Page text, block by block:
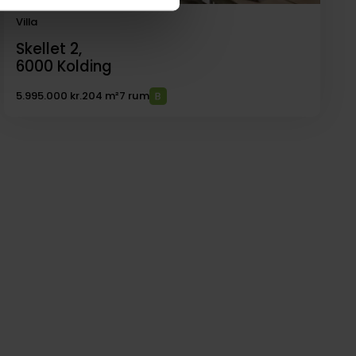
Villa
Skellet 2,
6000 Kolding
5.995.000 kr.204 m²7 rum